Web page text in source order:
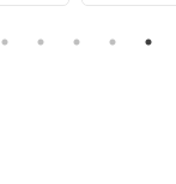
1
2
3
4
5